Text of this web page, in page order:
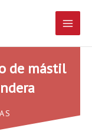
Main
de mástil